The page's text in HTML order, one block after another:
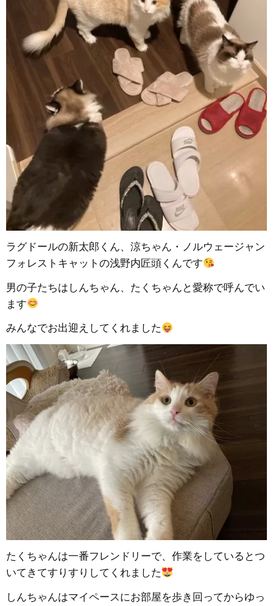
ラグドールの新太郎くん、涼ちゃん・ノルウェージャン
フォレストキャットの浅野内匠頭くんです
男の子たちはしんちゃん、たくちゃんと愛称で呼んでい
ます
みんなでお出迎えしてくれました
たくちゃんは一番フレンドリーで、作業をしているとつ
いてきてすりすりしてくれました
しんちゃんはマイペースにお部屋を歩き回ってからゆっ